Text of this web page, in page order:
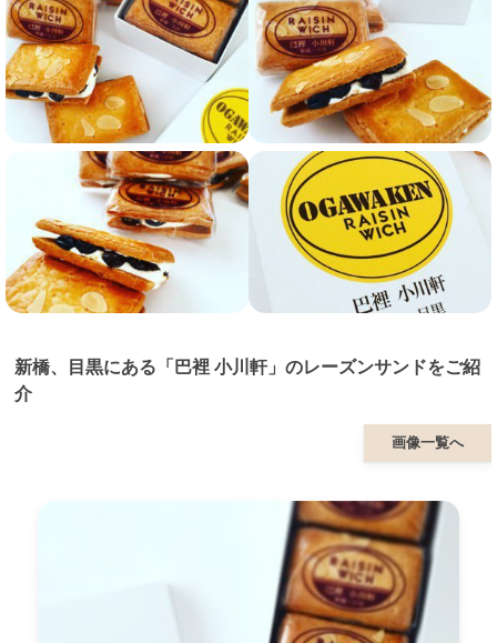
新橋、目黒にある「巴裡 小川軒」のレーズンサンドをご紹
介
画像一覧へ